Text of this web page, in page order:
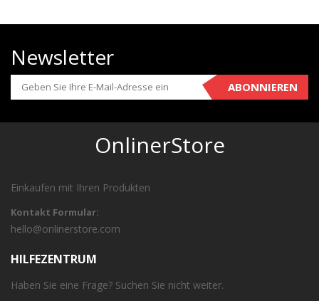
Newsletter
ABONNIEREN
OnlinerStore
Einkaufen mit Ihren Produkten
Kontakt Formular:
hello@onlinerstore.com
HILFEZENTRUM
Haben Sie eine Frage? Suchen Sie nicht weiter.